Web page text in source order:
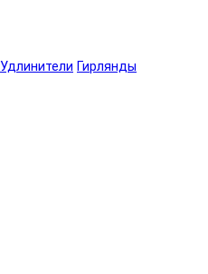
Удлинители Гирлянды